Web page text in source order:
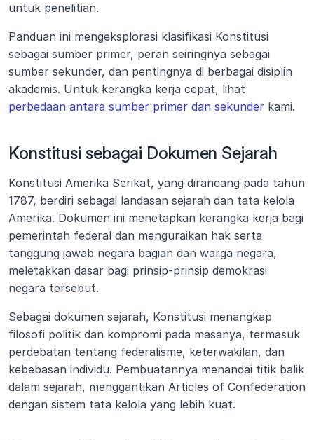
untuk penelitian.
Panduan ini mengeksplorasi klasifikasi Konstitusi
sebagai sumber primer, peran seiringnya sebagai
sumber sekunder, dan pentingnya di berbagai disiplin
perbedaan antara sumber primer dan sekunder kami.
Konstitusi sebagai Dokumen Sejarah
Konstitusi Amerika Serikat, yang dirancang pada tahun
1787, berdiri sebagai landasan sejarah dan tata kelola
Amerika. Dokumen ini menetapkan kerangka kerja bagi
pemerintah federal dan menguraikan hak serta
tanggung jawab negara bagian dan warga negara,
meletakkan dasar bagi prinsip-prinsip demokrasi
negara tersebut.
Sebagai dokumen sejarah, Konstitusi menangkap
filosofi politik dan kompromi pada masanya, termasuk
perdebatan tentang federalisme, keterwakilan, dan
kebebasan individu. Pembuatannya menandai titik balik
dalam sejarah, menggantikan Articles of Confederation
dengan sistem tata kelola yang lebih kuat.